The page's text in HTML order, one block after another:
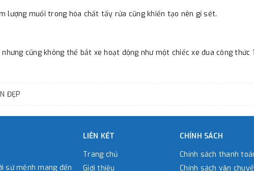
lượng muối trong hóa chất tẩy rửa cũng khiến tạo nên gỉ sét.
cũng không thể bắt xe hoạt động như một chiếc xe đua công thức
ĐẸP
sứ mệnh mang đến
LIÊN KẾT
Trang chủ
Giới thiệu
CHÍNH SÁCH
Chính sách thanh
Chính sách vận